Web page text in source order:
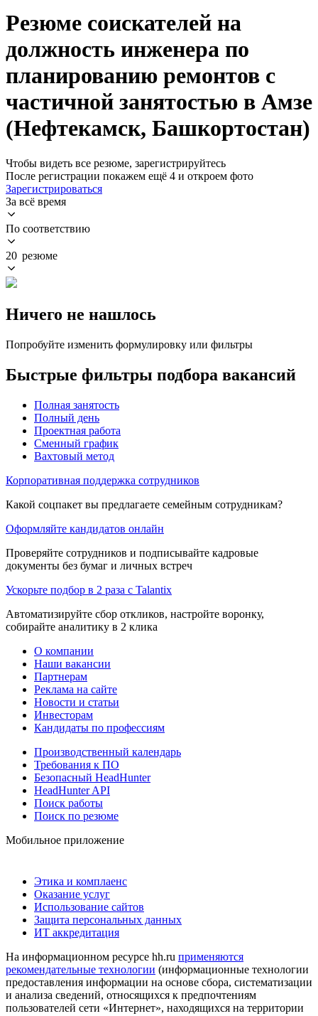
Резюме соискателей на
должность инженера по
планированию ремонтов с
частичной занятостью в Амзе
(Нефтекамск, Башкортостан)
Чтобы видеть все резюме, зарегистрируйтесь
После регистрации покажем ещё 4 и откроем фото
Зарегистрироваться
За всё время
По соответствию
20 резюме
Ничего не нашлось
Попробуйте изменить формулировку или фильтры
Быстрые фильтры подбора вакансий
Полная занятость
Полный день
Проектная работа
Сменный график
Вахтовый метод
Корпоративная поддержка сотрудников
Какой соцпакет вы предлагаете семейным сотрудникам?
Оформляйте кандидатов онлайн
Проверяйте сотрудников и подписывайте кадровые
документы без бумаг и личных встреч
Ускорьте подбор в 2 раза с Talantix
Автоматизируйте сбор откликов, настройте воронку,
собирайте аналитику в 2 клика
О компании
Наши вакансии
Партнерам
Реклама на сайте
Новости и статьи
Инвесторам
Кандидаты по профессиям
Производственный календарь
Требования к ПО
Безопасный HeadHunter
HeadHunter API
Поиск работы
Поиск по резюме
Мобильное приложение
Этика и комплаенс
Оказание услуг
Использование сайтов
Защита персональных данных
ИТ аккредитация
На информационном ресурсе hh.ru применяются
рекомендательные технологии (информационные технологии
предоставления информации на основе сбора, систематизации
и анализа сведений, относящихся к предпочтениям
пользователей сети «Интернет», находящихся на территории